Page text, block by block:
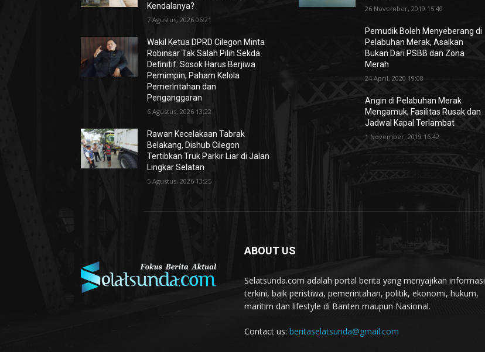
Kendalanya?
7 Agustus, 2026 06:21
Wakil Ketua DPRD Cilegon Minta
Robinsar Tak Salah Pilih Sekda
Definitif: Sosok Harus Berjiwa
Pemimpin, Paham Kelola
Pemerintahan dan
Penganggaran
6 Agustus, 2026 13:22
Rawan Kecelakaan Tabrak
Belakang, Dishub Cilegon
Tertibkan Truk Parkir Liar di Jalan
Lingkar Selatan
5 Agustus, 2026 13:25
26 November, 2019 15:40
Pemudik Boleh Menyeberang di
Pelabuhan Merak, Asalkan
Bukan Dari PSBB dan Zona
Merah
24 April, 2020 19:08
Angin di Pelabuhan Merak
Mengamuk, Fasilitas Rusak dan
Jadwal Kapal Terlambat
1 November, 2019 16:42
ABOUT US
Selatsunda.com adalah portal berita yang menyajikan informasi
terkini, baik peristiwa, pemerintahan, politik, ekonomi, hukum,
maritim dan lifestyle di Banten maupun Nasional.
Contact us: beritaselatsunda@gmail.com